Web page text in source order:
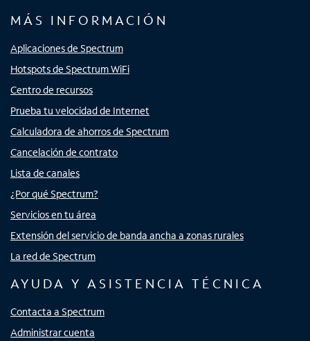
MÁS INFORMACIÓN
Aplicaciones de Spectrum
Hotspots de Spectrum WiFi
Centro de recursos
Prueba tu velocidad de Internet
Calculadora de ahorros de Spectrum
Cancelación de contrato
Lista de canales
¿Por qué Spectrum?
Servicios en tu área
Extensión del servicio de banda ancha a zonas rurales
La red de Spectrum
AYUDA Y ASISTENCIA TÉCNICA
Contacta a Spectrum
Administrar cuenta